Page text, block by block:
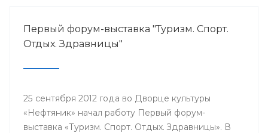
Первый форум-выставка "Туризм. Спорт.
Отдых. Здравницы"
25 сентября 2012 года во Дворце культуры
«Нефтяник» начал работу Первый форум-
выставка «Туризм. Спорт. Отдых. Здравницы». В